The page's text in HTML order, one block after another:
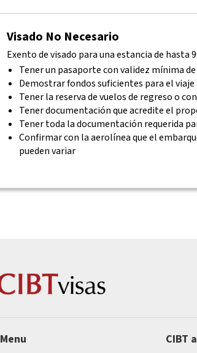
Visado No Necesario
Exento de visado para una estancia de hasta
Tener un pasaporte con validez mínima
Demostrar fondos suficientes para el viaje
Tener la reserva de vuelos de regreso o
Tener documentación que acredite el
Tener toda la documentación requerida
Confirmar con la aerolínea que el
pueden variar
Menu CIBT